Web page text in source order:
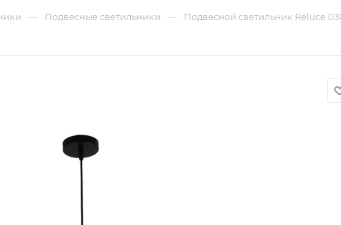
— Подвесные светильники — Подвесной светильник Reluce